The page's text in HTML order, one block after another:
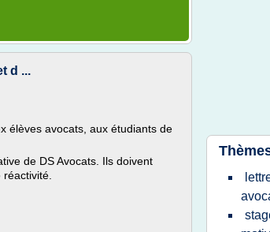
d ...
élèves avocats, aux étudiants de
de DS Avocats. Ils doivent